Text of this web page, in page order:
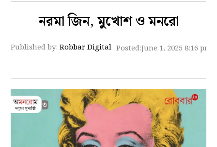
নরমা জিন, মুখোশ ও মনরো
Published by:Robbar Digital Posted:June 1, 2025 8:16 pm